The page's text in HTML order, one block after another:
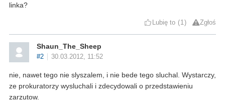
linka?
Lubię to 1 Zgłoś
Shaun_The_Sheep
#2 30.03.2012, 11:52
nie, nawet tego nie slyszalem, i nie bede tego sluchal. Wystarczy,
ze prokuratorzy wysluchali i zdecydowali o przedstawieniu
zarzutow.